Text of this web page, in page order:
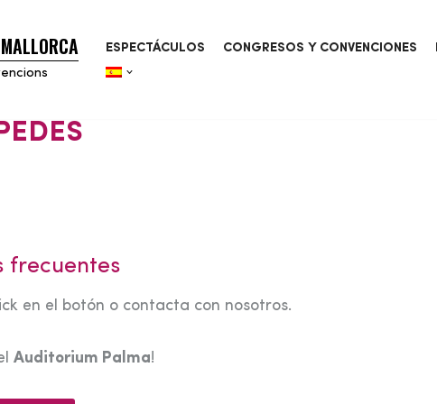
ESPECTÁCULOS CONGRESOS Y CONVENCIONES
frecuentes
en el botón o contacta con nosotros.
Auditorium Palma!